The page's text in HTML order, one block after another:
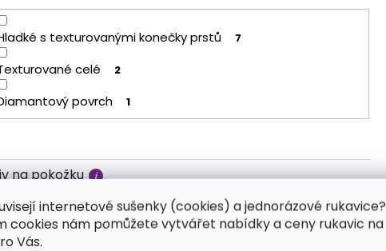
internetové sušenky (cookies) a jednorázové rukavice?
cookies nám pomůžete vytvářet nabídky a ceny rukavic na
Vás.
s texturovanými konečky prstů 7
celé 2
povrch 1
na pokožku
7